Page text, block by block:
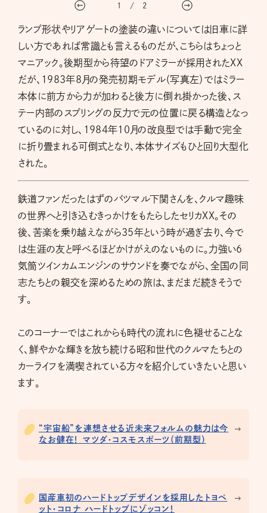
1 / 2
ランプ形状やリアゲートの塗装の違いについては旧車に詳
しい方であれば常識とも言えるものだが、こちらはちょっと
マニアック。後期型から待望のドアミラーが採用されたXX
だが、1983年8月の発売初期モデル（写真左）ではミラー
本体に前方から力が加わると後方に倒れ掛かった後、ス
テー内部のスプリングの反力で元の位置に戻る構造となっ
ているのに対し、1984年10月の改良型では手動で完全
に折り畳まれる可倒式となり、本体サイズもひと回り大型化
された。
鉄道ファンだったはずのバツマル下関さんを、クルマ趣味
の世界へと引き込むきっかけをもたらしたセリカXX。その
後、苦楽を乗り越えながら35年という時が過ぎ去り、今で
は生涯の友と呼べるほどかけがえのないものに。力強い6
気筒ツインカムエンジンのサウンドを奏でながら、全国の同
志たちとの親交を深めるための旅は、まだまだ続きそうで
す。
このコーナーではこれからも時代の流れに色褪せることな
く、鮮やかな輝きを放ち続ける昭和世代のクルマたちとの
カーライフを満喫されている方々を紹介していきたいと思い
ます。
“宇宙船”を連想させる近未来フォルムの魅力は今
なお健在！ マツダ・コスモスポーツ（前期型）
国産車初のハードトップデザインを採用したトヨペ
ット・コロナ ハードトップにゾッコン！